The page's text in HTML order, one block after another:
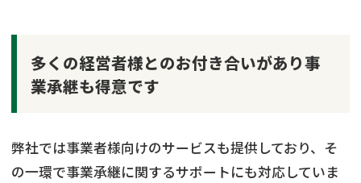
多くの経営者様とのお付き合いがあり事
業承継も得意です
弊社では事業者様向けのサービスも提供しており、そ
の一環で事業承継に関するサポートにも対応していま